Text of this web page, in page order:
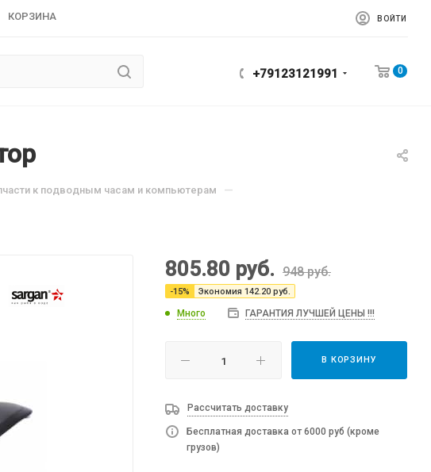
КОРЗИНА ВОЙТИ
+79123121991 0
к подводным часам и компьютерам —
805.80 руб. 948руб.
-15% Экономия 142.20 руб.
Много ГАРАНТИЯ ЛУЧШЕЙ ЦЕНЫ !!!
В КОРЗИНУ
Рассчитать доставку
Бесплатная доставка от 6000 руб (кроме
грузов)